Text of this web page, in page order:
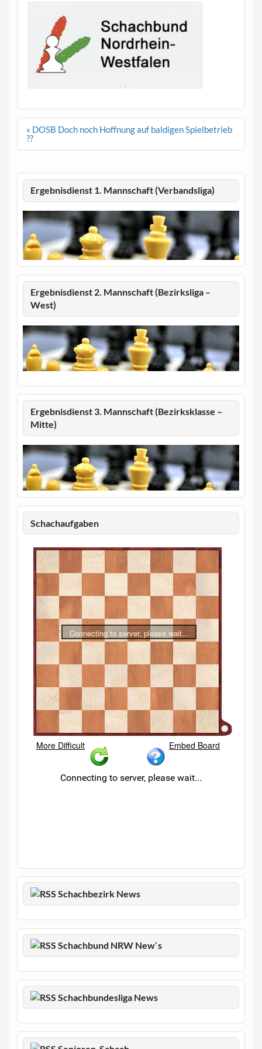
Beitragsnavigation
« DOSB Doch noch Hoffnung auf baldigen Spielbetrieb
??
Ergebnisdienst 1. Mannschaft (Verbandsliga)
Ergebnisdienst 2. Mannschaft (Bezirksliga –
West)
Ergebnisdienst 3. Mannschaft (Bezirksklasse –
Mitte)
Schachaufgaben
Schachbezirk News
Schachbund NRW New`s
Schachbundesliga News